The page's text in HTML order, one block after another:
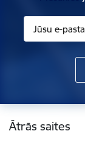
Kājene
Ātrās saites